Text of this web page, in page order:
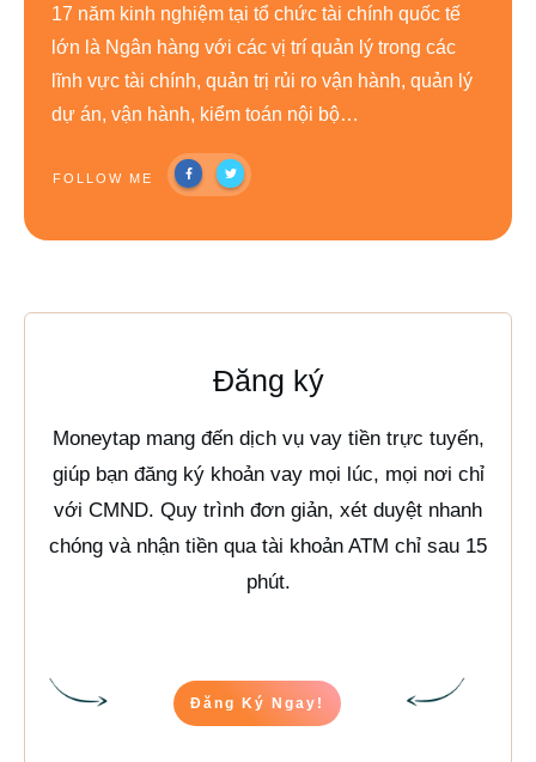
17 năm kinh nghiệm tại tổ chức tài chính quốc tế
lớn là Ngân hàng với các vị trí quản lý trong các
lĩnh vực tài chính, quản trị rủi ro vận hành, quản lý
dự án, vận hành, kiểm toán nội bộ…
FOLLOW ME
Đăng ký
Moneytap mang đến dịch vụ vay tiền trực tuyến,
giúp bạn đăng ký khoản vay mọi lúc, mọi nơi chỉ
với CMND. Quy trình đơn giản, xét duyệt nhanh
chóng và nhận tiền qua tài khoản ATM chỉ sau 15
phút.
Đăng Ký Ngay!